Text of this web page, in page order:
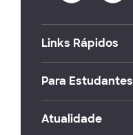
Links Rápidos
Para Estudantes
Atualidade